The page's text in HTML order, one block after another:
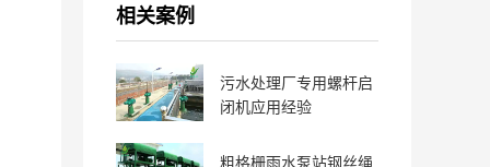
相关案例
污水处理厂专用螺杆启
闭机应用经验
粗格栅雨水泵站钢丝绳